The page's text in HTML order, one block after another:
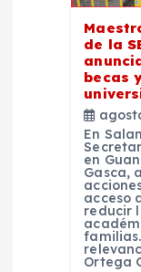
de la
becas
En
en
Gasca,
acceso
reducir
Ortega